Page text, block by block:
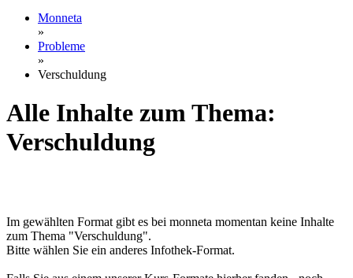
Monneta
»
Probleme
»
Verschuldung
Alle Inhalte zum Thema:
Verschuldung
Im gewählten Format gibt es bei monneta momentan keine Inhalte
zum Thema "Verschuldung".
Bitte wählen Sie ein anderes Infothek-Format.